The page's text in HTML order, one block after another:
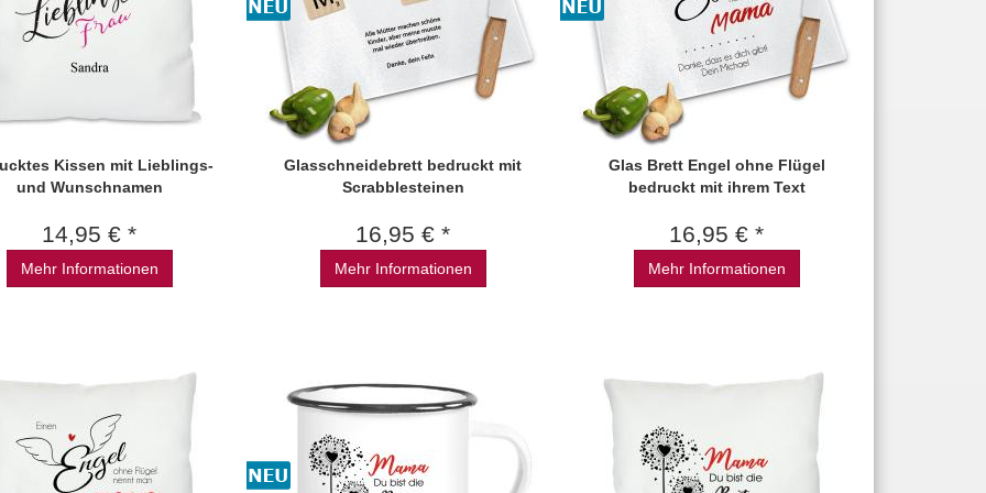
Kissen mit Lieblings-
und Wunschnamen
14,95 € *
Mehr Informationen
Glasschneidebrett bedruckt mit
Scrabblesteinen
16,95 € *
Mehr Informationen
Glas Brett Engel ohne Flügel
bedruckt mit ihrem Text
16,95 € *
Mehr Informationen